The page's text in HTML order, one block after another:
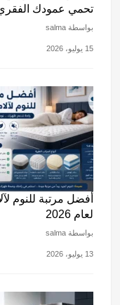
تحمي عمودك
بواسطة salma
15 يوليو، 2026
أفضل مرتبة للنوم
لعام 2026
بواسطة salma
13 يوليو، 2026